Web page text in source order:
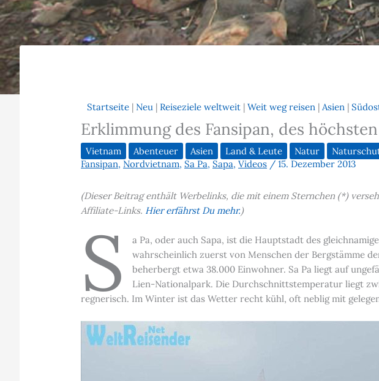
Startseite | Neu | Reiseziele weltweit |Weit weg reisen | Asien |
Erklimmung des Fansipan, des
Vietnam Abenteuer Asien Land & Leute Natur
Fansipan, Nordvietnam,Sa Pa,Sapa,Videos /15. Dezember 2013
(Dieser Beitrag enthält Werbelinks, die mit einem Sternchen (*)
Affiliate-Links. Hier erfährst Du mehr.)
S
a Pa, oder auch Sapa, ist die Hauptstadt des
wahrscheinlich zuerst von Menschen der Bergstämme
beherbergt etwa 38.000 Einwohner. Sa Pa liegt auf
Lien-Nationalpark. Die Durchschnittstemperatur liegt
regnerisch. Im Winter ist das Wetter recht kühl, oft neblig mit